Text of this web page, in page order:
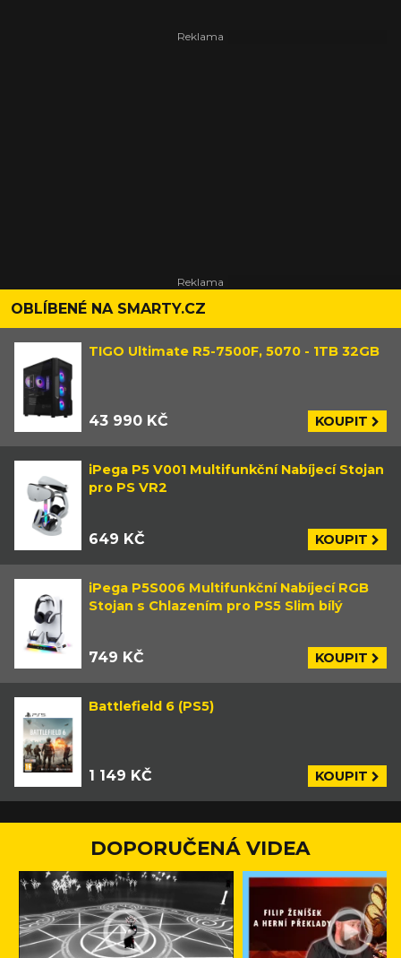
OBLÍBENÉ NA SMARTY.CZ
TIGO Ultimate R5-7500F, 5070 - 1TB 32GB
43 990 KČ KOUPIT
iPega P5 V001 Multifunkční Nabíjecí Stojan
pro PS VR2
649 KČ KOUPIT
iPega P5S006 Multifunkční Nabíjecí RGB
Stojan s Chlazením pro PS5 Slim bílý
749 KČ KOUPIT
Battlefield 6 (PS5)
1 149 KČ KOUPIT
DOPORUČENÁ VIDEA